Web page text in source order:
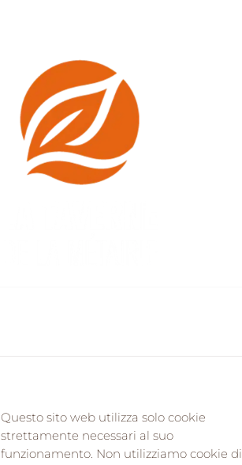
Questo sito web utilizza solo cookie
strettamente necessari al suo
funzionamento. Non utilizziamo cookie di